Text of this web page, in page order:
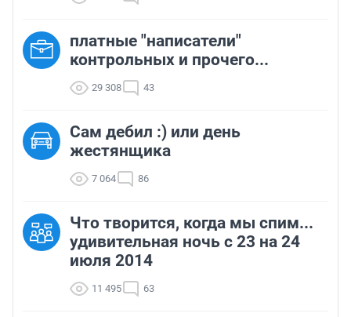
платные "написатели"
контрольных и прочего...
29 308 43
Сам дебил :) или день
жестянщика
7 064 86
Что творится, когда мы спим...
удивительная ночь с 23 на 24
июля 2014
11 495 63